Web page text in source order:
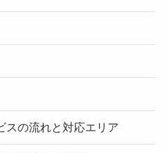
スの流れと対応エリア